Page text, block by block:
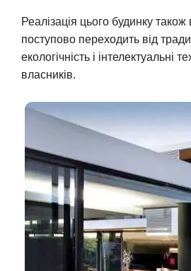
Реалізація цього будинку
поступово переходить від
екологічність і
власників.